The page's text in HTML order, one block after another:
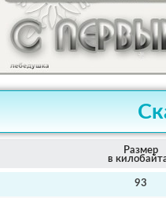
Размер
в
93